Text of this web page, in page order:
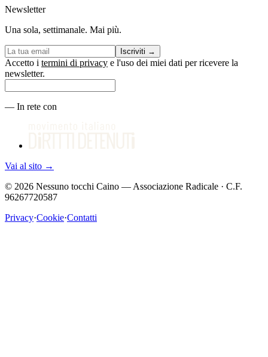
Newsletter
Una sola, settimanale. Mai più.
Iscriviti →
Accetto i termini di privacy e l'uso dei miei dati per ricevere la
newsletter.
— In rete con
Vai al sito →
© 2026 Nessuno tocchi Caino — Associazione Radicale · C.F.
96267720587
Privacy·Cookie·Contatti